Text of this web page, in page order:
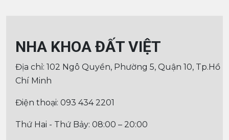
NHA KHOA ĐẤT VIỆT
Địa chỉ: 102 Ngô Quyền, Phường 5, Quận 10, Tp.Hồ
Chí Minh
Điện thoại: 093 434 2201
Thứ Hai - Thứ Bảy: 08:00 – 20:00